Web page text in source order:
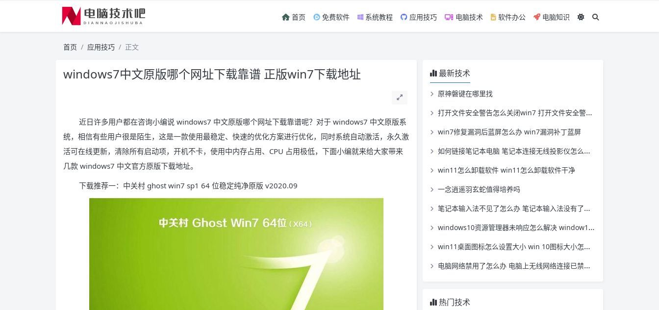
首页 免费软件 系统教程 应用技巧 电脑技术 软件办公 电脑知识
首页 应用技巧 正文
windows7中文原版哪个网址下载靠谱 正版win7下载地址
近日许多用户都在咨询小编说 windows7 中文原版哪个网址下载靠谱呢？对于 windows7 中文原版系
统，相信有些用户很是陌生，这是一款使用最稳定、快速的优化方案进行优化，同时系统自动激活，永久激
活可在线更新，清除所有启动项，开机不卡，使用中内存占用、CPU 占用极低，下面小编就来给大家带来
几款 windows7 中文官方原版下载地址。
下载推荐一：中关村 ghost win7 sp1 64 位稳定纯净原版 v2020.09
最新技术
原神磐键在哪里找
打开文件安全警告怎么关闭win7 打开文件安全警告怎么关闭win11
win7修复漏洞后蓝屏怎么办 win7漏洞补丁蓝屏
如何链接笔记本电脑 笔记本连接无线投影仪怎么连接
win11怎么卸载软件 win11怎么卸载软件干净
一念逍遥羽玄蛇值得培养吗
笔记本输入法不见了怎么办 笔记本输入法没有了怎么办
windows10资源管理器未响应怎么解决 window10资源管理器无响应
win11桌面图标怎么设置大小 win 10图标大小怎么设置
电脑网络禁用了怎么办 电脑上无线网络连接已禁用怎么办
热门技术